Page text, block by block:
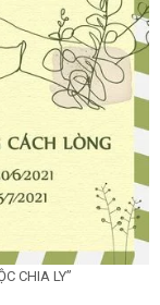
CHIA LY”